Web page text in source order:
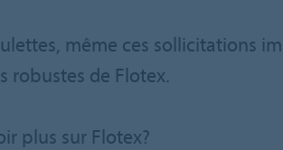
même ces sollicitations
robustes de Flotex.
plus sur Flotex?